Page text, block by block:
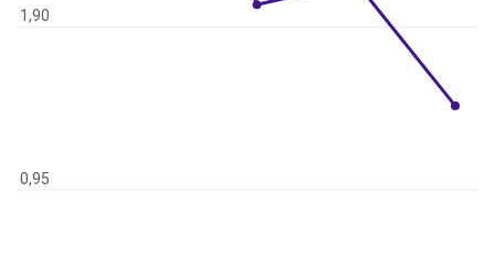
0,95
1,90